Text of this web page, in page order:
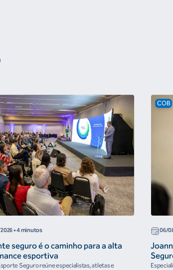
• 4 minutos
seguro é o caminho para a alta
esportiva
Seguro reúne especialistas, atletas e
COB
06/